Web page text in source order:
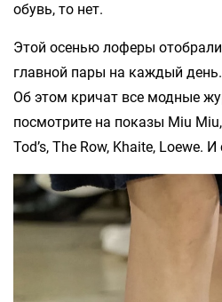
обувь, то нет.
Этой осенью лоферы
главной пары на каждый
Об этом кричат все модные
посмотрите на показы Miu
Tod’s, The Row, Khaite, Loewe.